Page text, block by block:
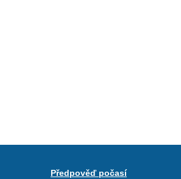
Předpověď počasí